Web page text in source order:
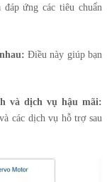
ứng các tiêu chuẩn
Điều này giúp bạn
và dịch vụ hậu mãi:
các dịch vụ hỗ trợ sau